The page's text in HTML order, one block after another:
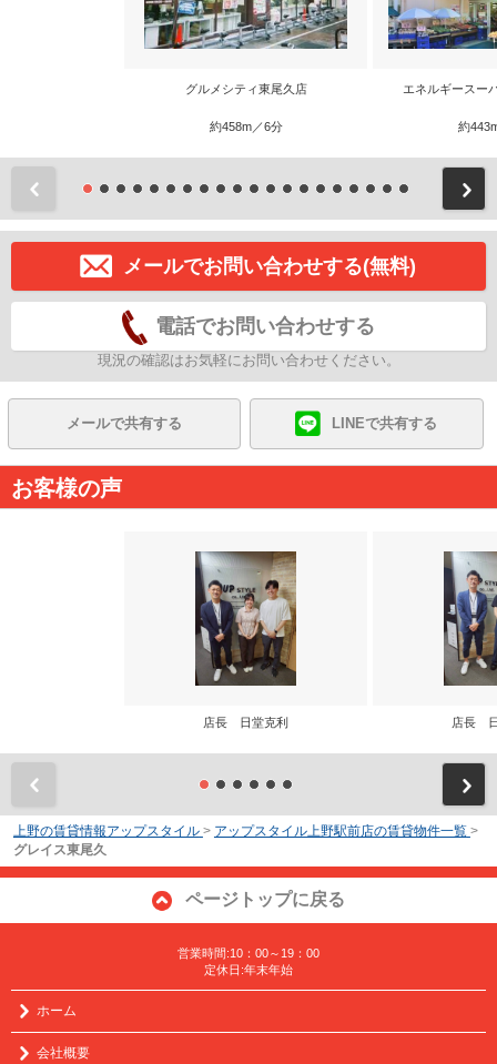
グルメシティ東尾久店
約458m／6分
エネルギースー
約
メールでお問い合わせする(無料)
電話でお問い合わせする
現況の確認はお気軽にお問い合わせください。
メールで共有する LINEで共有する
お客様の声
店長 日堂克利 店長
上野の賃貸情報アップスタイル > アップスタイル上野駅前店の賃貸物件一覧 >
グレイス東尾久
ページトップに戻る
営業時間:10：00～19：00
定休日:年末年始
ホーム
会社概要